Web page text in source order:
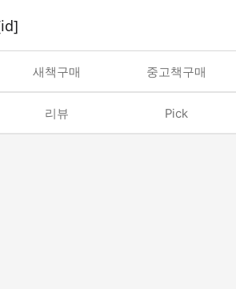
새책구매 중고책구매
리뷰 Pick